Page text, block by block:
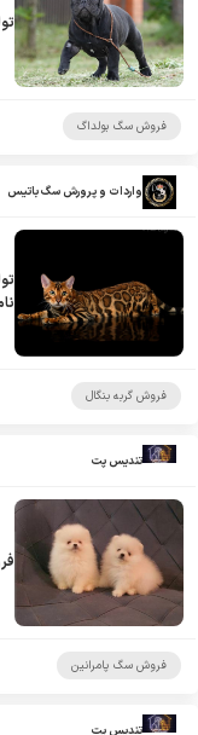
فروش سگ بولداگ
واردات و پرورش سگ باتیس
فروش گربه بنگال
تندیس پت
فروش سگ پامرانین
تندیس پت